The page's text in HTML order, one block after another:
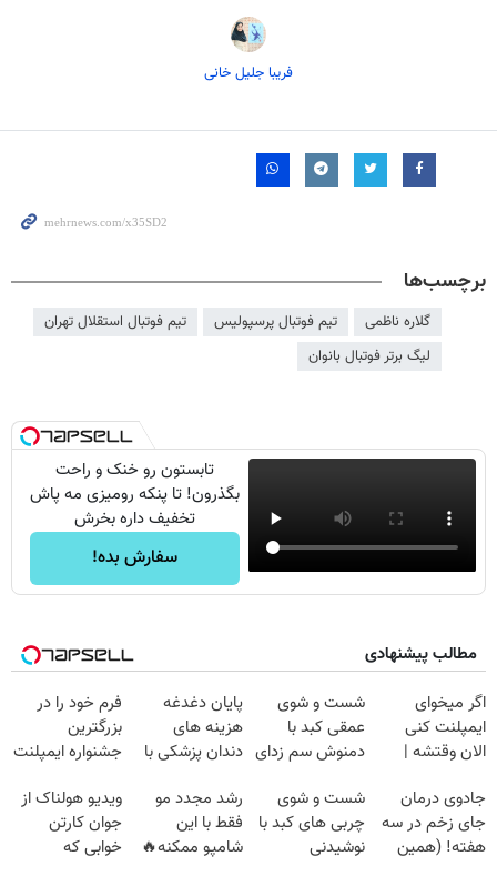
فریبا جلیل خانی
برچسب‌ها
گلاره ناظمی تیم فوتبال پرسپولیس
تیم فوتبال استقلال تهران
لیگ برتر فوتبال بانوان
تابستون رو خنک و راحت
بگذرون! تا پنکه رومیزی مه پاش
تخفیف داره بخرش
سفارش بده!
مطالب پیشنهادی
اگر میخوای
ایمپلنت کنی
الان وقتشه |
میلیون تومان!!!
شست و شوی
عمقی کبد با
دمنوش سم زدای
پایان دغدغه
هزینه های
دندان پزشکی با
خانگی
فرم خود را در
بزرگترین
جشنواره ایمپلنت
فقط ۲۵ میلیون
جادوی درمان
جای زخم در سه
هفته! (همین
شست و شوی
چربی های کبد با
نوشیدنی
رشد مجدد مو
فقط با این
شامپو ممکنه🔥
ویدیو هولناک از
جوان کارتن
خوابی که